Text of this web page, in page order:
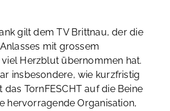
gilt dem TV Brittnau, der die
mit grossem
Herzblut übernommen hat.
insbesondere, wie kurzfristig
TornFESCHT auf die Beine
hervorragende Organisation,